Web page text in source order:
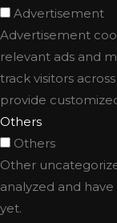
Advertisement
Advertisement
relevant ads and
track visitors
provide
Others
Others
Other
analyzed and
yet.